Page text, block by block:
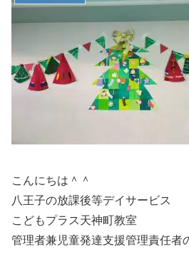
こんにちは＾＾
八王子の放課後等デイサービス
こどもプラス天神町教室
管理者兼児童発達支援管理責任者